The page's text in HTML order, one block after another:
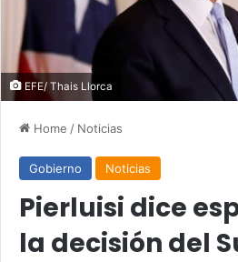
EFE/ Thais Llorca
Home / Noticias
Gobierno Noticias
Pierluisi dice
la decisión del